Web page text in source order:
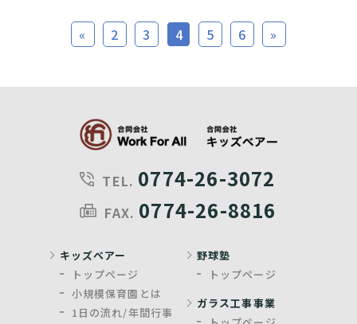
« 2 3 4 5 6 »
TEL. 0774-26-3072
FAX. 0774-26-8816
キッズベアー
トップページ
小規模保育園とは
1日の流れ/年間行事
野球塾
トップページ
ガラス工事事業